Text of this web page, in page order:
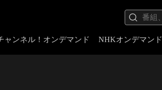
ャンネル！オンデマンド NHKオンデマンド